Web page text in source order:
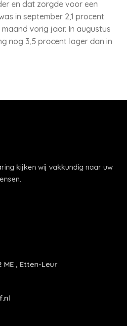
en dat zorgde voor een
in september 2,1 procent
vorig jaar. In augustus
nog 3,5 procent lager dan in
kijken wij vakkundig naar uw
, Etten-Leur